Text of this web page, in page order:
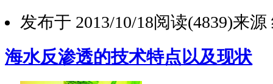
发布于 2013/10/18阅读(4839)来源
海水反渗透的技术特点以及现状